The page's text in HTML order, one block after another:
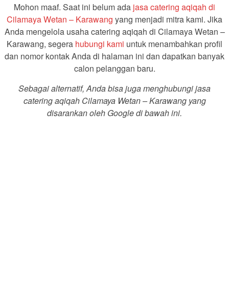
Mohon maaf. Saat ini belum ada jasa catering aqiqah di
Cilamaya Wetan – Karawang yang menjadi mitra kami. Jika
Anda mengelola usaha catering aqiqah di Cilamaya Wetan –
Karawang, segera hubungi kami untuk menambahkan profil
dan nomor kontak Anda di halaman ini dan dapatkan banyak
calon pelanggan baru.
Sebagai alternatif, Anda bisa juga menghubungi jasa
catering aqiqah Cilamaya Wetan – Karawang yang
disarankan oleh Google di bawah ini.